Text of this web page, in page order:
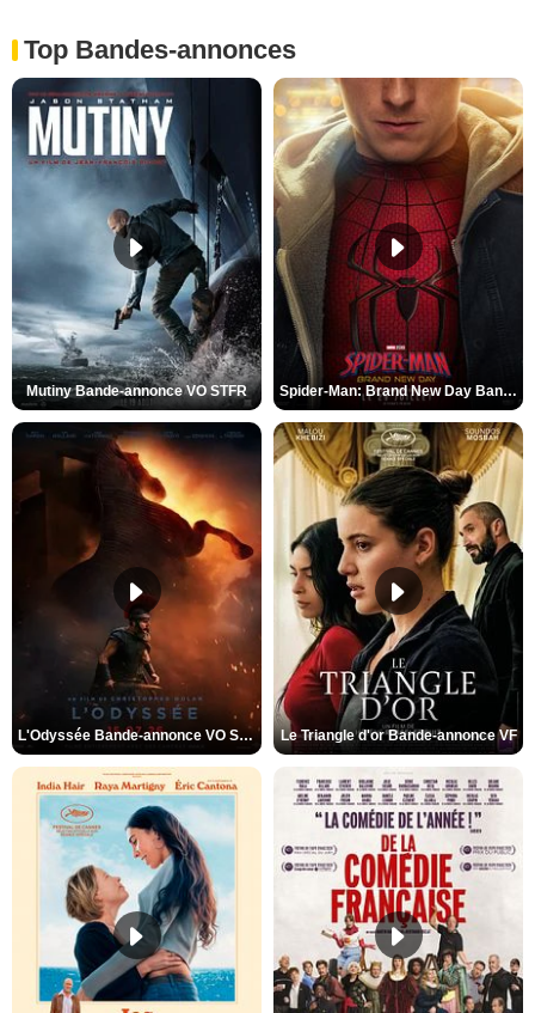
Top Bandes-annonces
Mutiny Bande-annonce VO STFR Spider-Man: Brand New Day Bande-annonce VO STFR
L'Odyssée Bande-annonce VO STFR Le Triangle d'or Bande-annonce VF